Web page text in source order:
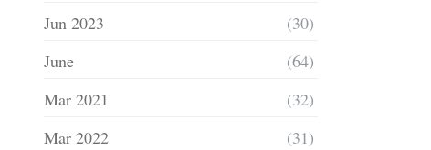
Jun 2023
(30)
June
(64)
Mar 2021
(32)
Mar 2022
(31)